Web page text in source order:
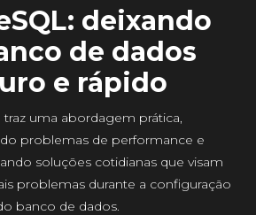
deixando
de dados
e rápido
traz uma abordagem prática,
problemas de performance e
soluções cotidianas que visam
problemas durante a configuração
banco de dados.